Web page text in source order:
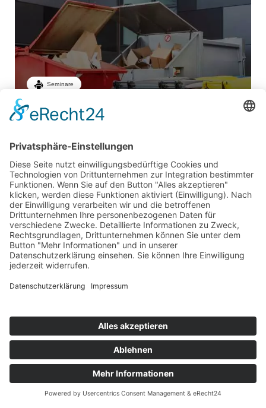
Seminare
Fachkunde
Abfallbeförderungserlaubnis
Abfall und Entsorgung
Von Mo. 24.08. - Do. 27.08.2026
Dresden
4 Tage
Seite zurück 1 2 3 22 Nächste Seite
© 2026 by SVG Beratungs- und
Schulungsgesellschaft mbH
Kontakt Unser Impressum Datenschutz Teilnahmebedingungen
Vertrag widerrufen